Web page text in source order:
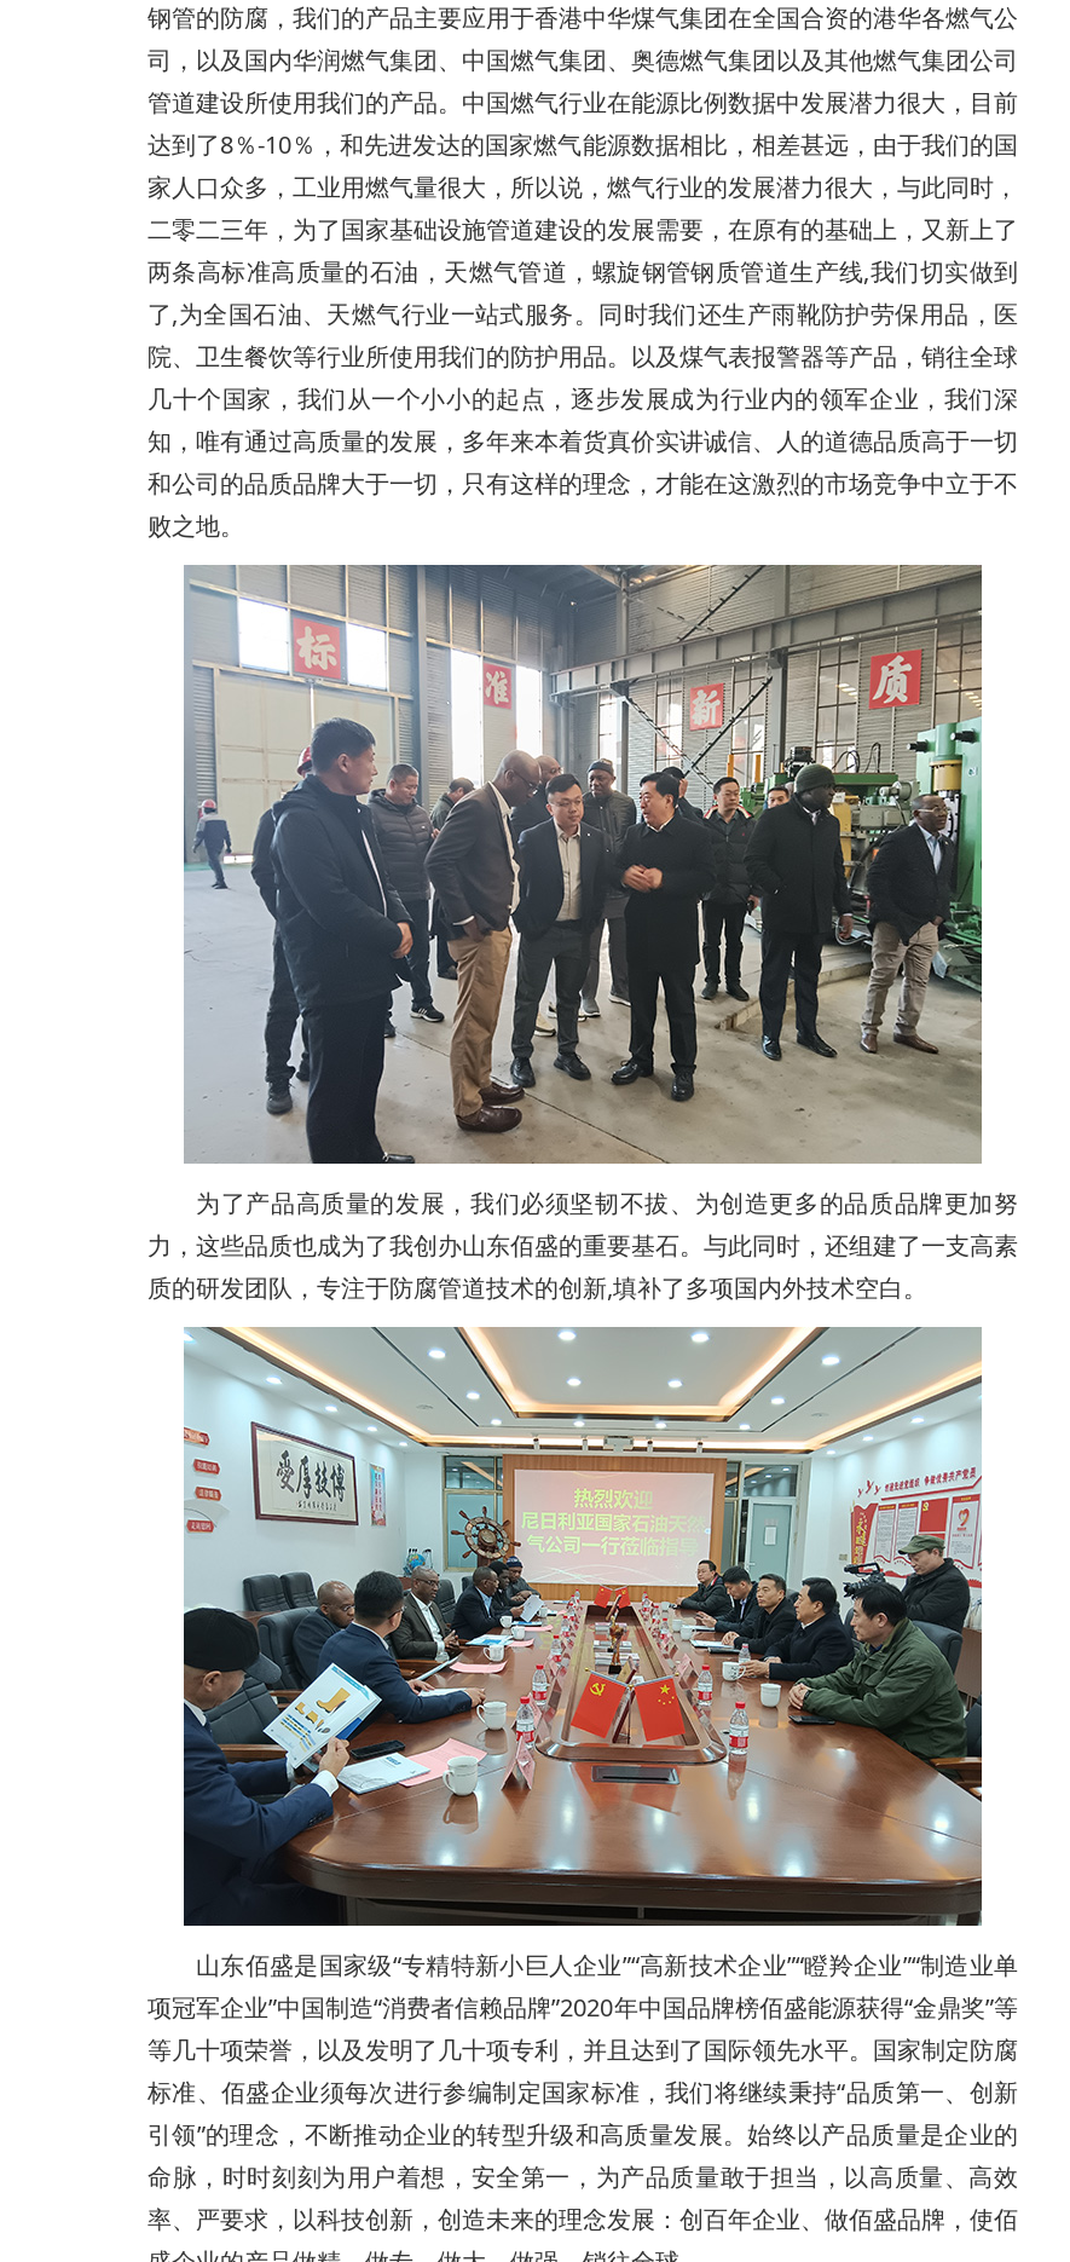
钢管的防腐，我们的产品主要应用于香港中华煤气集团在全国合资的港华各燃气公
司，以及国内华润燃气集团、中国燃气集团、奥德燃气集团以及其他燃气集团公司
管道建设所使用我们的产品。中国燃气行业在能源比例数据中发展潜力很大，目前
达到了8％-10％，和先进发达的国家燃气能源数据相比，相差甚远，由于我们的国
家人口众多，工业用燃气量很大，所以说，燃气行业的发展潜力很大，与此同时，
二零二三年，为了国家基础设施管道建设的发展需要，在原有的基础上，又新上了
两条高标准高质量的石油，天燃气管道，螺旋钢管钢质管道生产线,我们切实做到
了,为全国石油、天燃气行业一站式服务。同时我们还生产雨靴防护劳保用品，医
院、卫生餐饮等行业所使用我们的防护用品。以及煤气表报警器等产品，销往全球
几十个国家，我们从一个小小的起点，逐步发展成为行业内的领军企业，我们深
知，唯有通过高质量的发展，多年来本着货真价实讲诚信、人的道德品质高于一切
和公司的品质品牌大于一切，只有这样的理念，才能在这激烈的市场竞争中立于不
败之地。
为了产品高质量的发展，我们必须坚韧不拔、为创造更多的品质品牌更加努
力，这些品质也成为了我创办山东佰盛的重要基石。与此同时，还组建了一支高素
质的研发团队，专注于防腐管道技术的创新,填补了多项国内外技术空白。
山东佰盛是国家级“专精特新小巨人企业”“高新技术企业”“瞪羚企业”“制造业单
项冠军企业”中国制造“消费者信赖品牌”2020年中国品牌榜佰盛能源获得“金鼎奖”等
等几十项荣誉，以及发明了几十项专利，并且达到了国际领先水平。国家制定防腐
标准、佰盛企业须每次进行参编制定国家标准，我们将继续秉持“品质第一、创新
引领”的理念，不断推动企业的转型升级和高质量发展。始终以产品质量是企业的
命脉，时时刻刻为用户着想，安全第一，为产品质量敢于担当，以高质量、高效
率、严要求，以科技创新，创造未来的理念发展：创百年企业、做佰盛品牌，使佰